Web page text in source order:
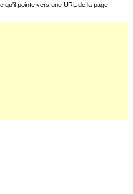
qu'il pointe vers une URL de la page